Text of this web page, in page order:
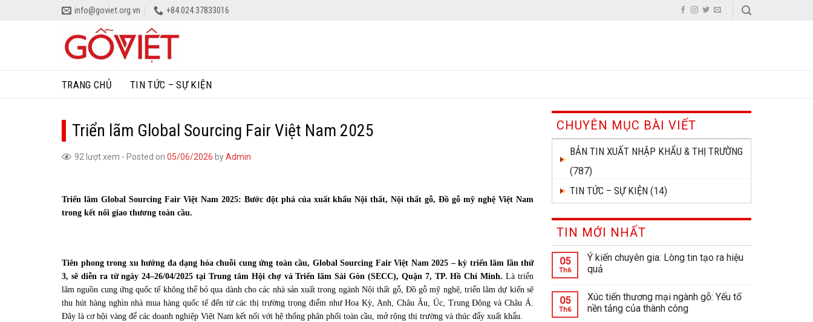
info@goviet.org.vn +84.024.37833016
TRANG CHỦ TIN TỨC – SỰ KIỆN
Triển lãm Global Sourcing Fair Việt Nam 2025
92 lượt xem - Posted on 05/06/2026 byAdmin
Triển lãm Global Sourcing Fair Việt Nam 2025: Bước đột phá của xuất khẩu Nội thất, Nội thất gỗ, Đồ gỗ mỹ nghệ Việt Nam
trong kết nối giao thương toàn cầu.
Tiên phong trong xu hướng đa dạng hóa chuỗi cung ứng toàn cầu, Global Sourcing Fair Việt Nam 2025 – kỳ triển lãm lần thứ
3, sẽ diễn ra từ ngày 24–26/04/2025 tại Trung tâm Hội chợ và Triển lãm Sài Gòn (SECC), Quận 7, TP. Hồ Chí Minh.Là triển
lãm nguồn cung ứng quốc tế không thể bỏ qua dành cho các nhà sản xuất trong ngành Nội thất gỗ, Đồ gỗ mỹ nghệ, triển lãm dự kiến sẽ
thu hút hàng nghìn nhà mua hàng quốc tế đến từ các thị trường trọng điểm như Hoa Kỳ, Anh, Châu Âu, Úc, Trung Đông và Châu Á.
Đây là cơ hội vàng để các doanh nghiệp Việt Nam kết nối với hệ thống phân phối toàn cầu, mở rộng thị trường và thúc đẩy xuất khẩu.
CHUYÊN MỤC BÀI VIẾT
BẢN TIN XUẤT NHẬP KHẨU & THỊ TRƯỜNG
(787)
TIN TỨC – SỰ KIỆN (14)
TIN MỚI NHẤT
05
Th6
Ý kiến chuyên gia: Lòng tin tạo ra hiệu
quả
05
Th6
Xúc tiến thương mại ngành gỗ: Yếu tố
nền tảng của thành công